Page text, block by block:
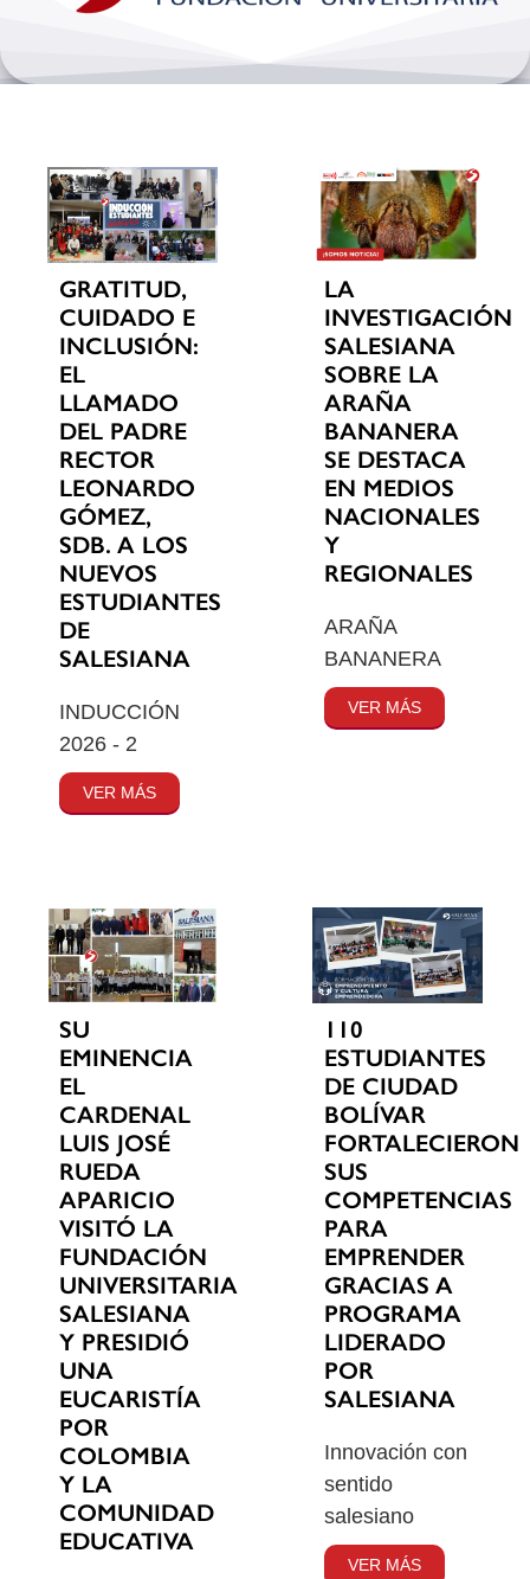
Investigación
Extension y desarrollo
GRATITUD,
CUIDADO E
INCLUSIÓN:
EL
LLAMADO
DEL PADRE
RECTOR
LEONARDO
GÓMEZ,
SDB. A LOS
NUEVOS
ESTUDIANTES
DE
SALESIANA
INDUCCIÓN
2026 - 2
VER MÁS
LA
INVESTIGACIÓN
SALESIANA
SOBRE LA
ARAÑA
BANANERA
SE DESTACA
EN MEDIOS
NACIONALES
Y
REGIONALES
ARAÑA
BANANERA
VER MÁS
SU
EMINENCIA
EL
CARDENAL
LUIS JOSÉ
RUEDA
APARICIO
VISITÓ LA
FUNDACIÓN
UNIVERSITARIA
SALESIANA
Y PRESIDIÓ
UNA
EUCARISTÍA
POR
COLOMBIA
Y LA
COMUNIDAD
EDUCATIVA
110
ESTUDIANTES
DE CIUDAD
BOLÍVAR
FORTALECIERON
SUS
COMPETENCIAS
PARA
EMPRENDER
GRACIAS A
PROGRAMA
LIDERADO
POR
SALESIANA
Innovación con
sentido
salesiano
VER MÁS